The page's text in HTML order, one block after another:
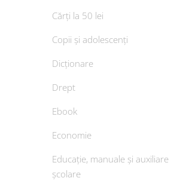
Cărți la 50 lei
Copii și adolescenți
Dicționare
Drept
Ebook
Economie
Educație, manuale și auxiliare
școlare